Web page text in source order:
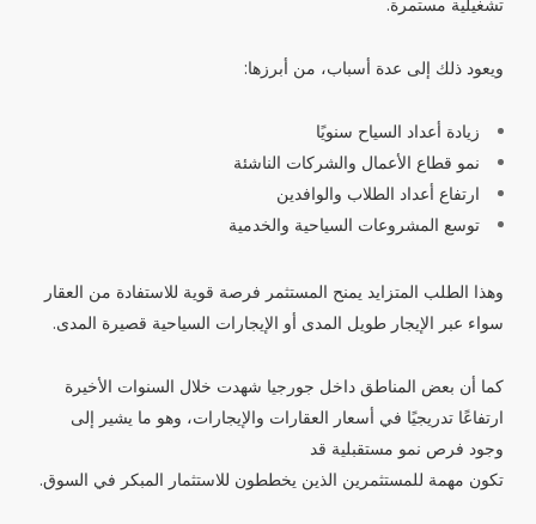
ويعود ذلك إلى عدة أسباب، من أبرزها:
زيادة أعداد السياح سنويًا
نمو قطاع الأعمال والشركات الناشئة
ارتفاع أعداد الطلاب والوافدين
توسع المشروعات السياحية والخدمية
وهذا الطلب المتزايد يمنح المستثمر فرصة قوية للاستفادة من العقار
سواء عبر الإيجار طويل المدى أو الإيجارات السياحية قصيرة المدى.
كما أن بعض المناطق داخل جورجيا شهدت خلال السنوات الأخيرة
ارتفاعًا تدريجيًا في أسعار العقارات والإيجارات، وهو ما يشير إلى
وجود فرص نمو مستقبلية قد
تكون مهمة للمستثمرين الذين يخططون للاستثمار المبكر في السوق.